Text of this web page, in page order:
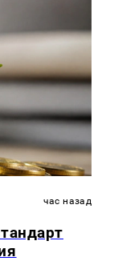
час назад